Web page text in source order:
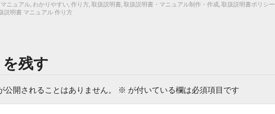
マニュアル, わかりやすい, 作り方, 取扱説明書, 取扱説明書・マニュアル制作・作成, 取扱説明書ポリシー
説明書 マニュアル 作り方
残す
公開されることはありません。 ※ が付いている欄は必須項目です